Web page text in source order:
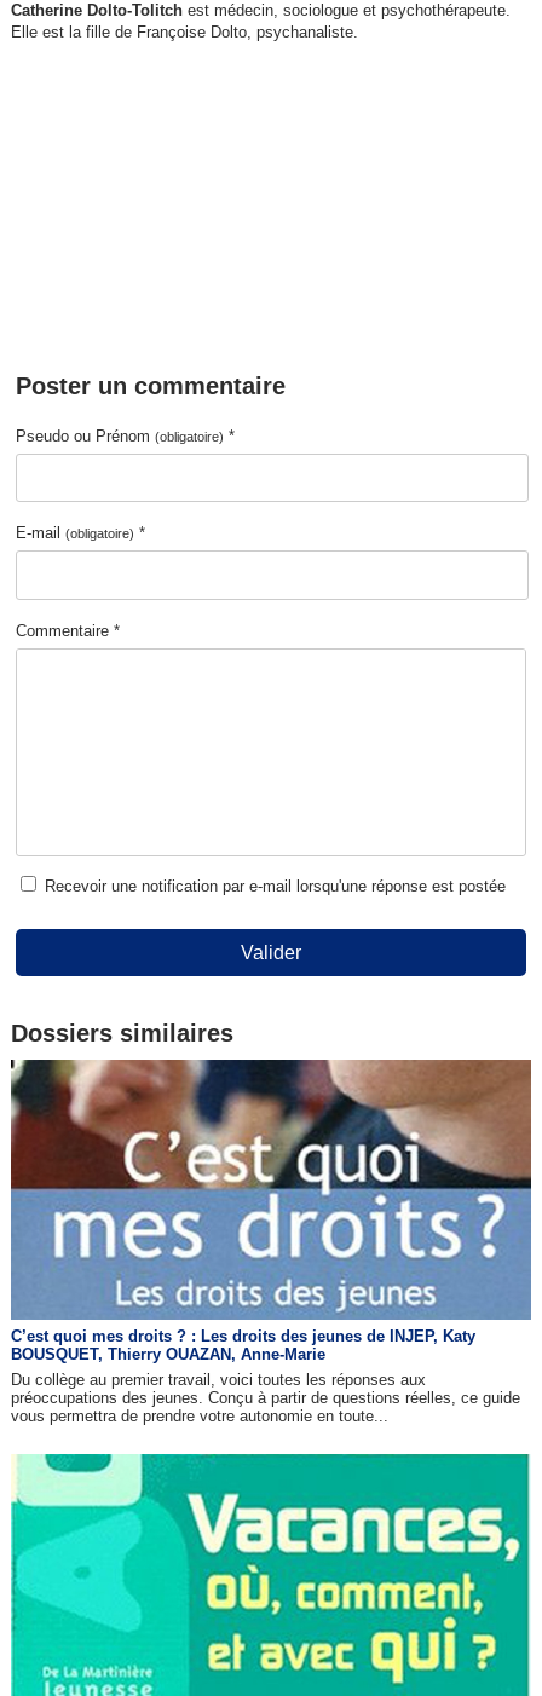
Catherine Dolto-Tolitchest médecin, sociologue et psychothérapeute.
Elle est la fille de Françoise Dolto, psychanaliste.
Poster un commentaire
Pseudo ou Prénom(obligatoire) *
E-mail(obligatoire) *
Commentaire *
Recevoir une notification par e-mail lorsqu'une réponse est postée
Valider
Dossiers similaires
C’est quoi mes droits ? : Les droits des jeunes de INJEP, Katy
BOUSQUET, Thierry OUAZAN, Anne-Marie
Du collège au premier travail, voici toutes les réponses aux
préoccupations des jeunes. Conçu à partir de questions réelles, ce guide
vous permettra de prendre votre autonomie en toute...